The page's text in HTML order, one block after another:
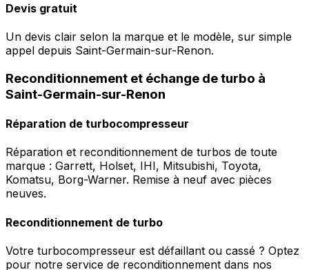
Devis gratuit
Un devis clair selon la marque et le modèle, sur simple
appel depuis Saint-Germain-sur-Renon.
Reconditionnement et échange de turbo à
Saint-Germain-sur-Renon
Réparation de turbocompresseur
Réparation et reconditionnement de turbos de toute
marque : Garrett, Holset, IHI, Mitsubishi, Toyota,
Komatsu, Borg-Warner. Remise à neuf avec pièces
neuves.
Reconditionnement de turbo
Votre turbocompresseur est défaillant ou cassé ? Optez
pour notre service de reconditionnement dans nos